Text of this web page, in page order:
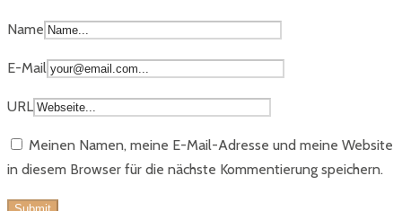
Name
E-Mail
URL
Meinen Namen, meine E-Mail-Adresse und meine Website
in diesem Browser für die nächste Kommentierung speichern.